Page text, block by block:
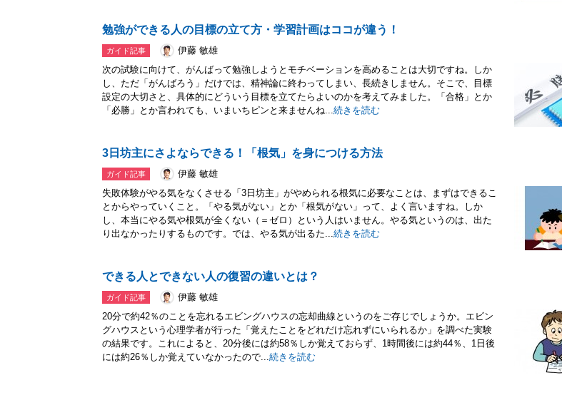
勉強ができる人の目標の立て方・学習計画はココが違う！
ガイド記事
伊藤 敏雄
次の試験に向けて、がんばって勉強しようとモチベーションを高めることは大切ですね。しか
し、ただ「がんばろう」だけでは、精神論に終わってしまい、長続きしません。そこで、目標
設定の大切さと、具体的にどういう目標を立てたらよいのかを考えてみました。「合格」とか
「必勝」とか言われても、いまいちピンと来ませんね...続きを読む
3日坊主にさよならできる！「根気」を身につける方法
ガイド記事
伊藤 敏雄
失敗体験がやる気をなくさせる「3日坊主」がやめられる根気に必要なことは、まずはできるこ
とからやっていくこと。「やる気がない」とか「根気がない」って、よく言いますね。しか
し、本当にやる気や根気が全くない（＝ゼロ）という人はいません。やる気というのは、出た
り出なかったりするものです。では、やる気が出るた...続きを読む
できる人とできない人の復習の違いとは？
ガイド記事
伊藤 敏雄
20分で約42％のことを忘れるエビングハウスの忘却曲線というのをご存じでしょうか。エビン
グハウスという心理学者が行った「覚えたことをどれだけ忘れずにいられるか」を調べた実験
の結果です。これによると、20分後には約58％しか覚えておらず、1時間後には約44％、1日後
には約26％しか覚えていなかったので...続きを読む